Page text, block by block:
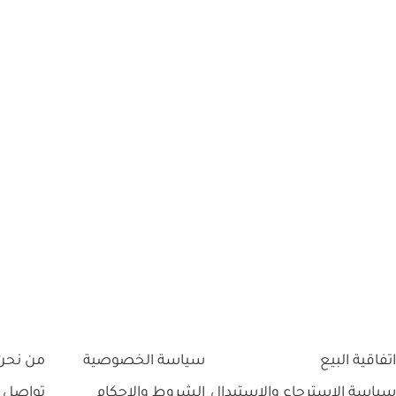
اتفاقية البيع
سياسة الخصوصية
من